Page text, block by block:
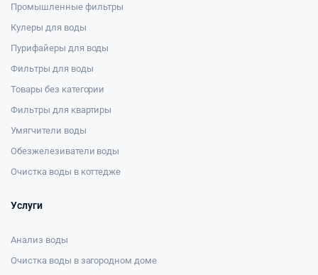
Промышленные фильтры
Кулеры для воды
Пурифайеры для воды
Фильтры для воды
Товары без категории
Фильтры для квартиры
Умягчители воды
Обезжелезиватели воды
Очистка воды в коттедже
Услуги
Анализ воды
Очистка воды в загородном доме